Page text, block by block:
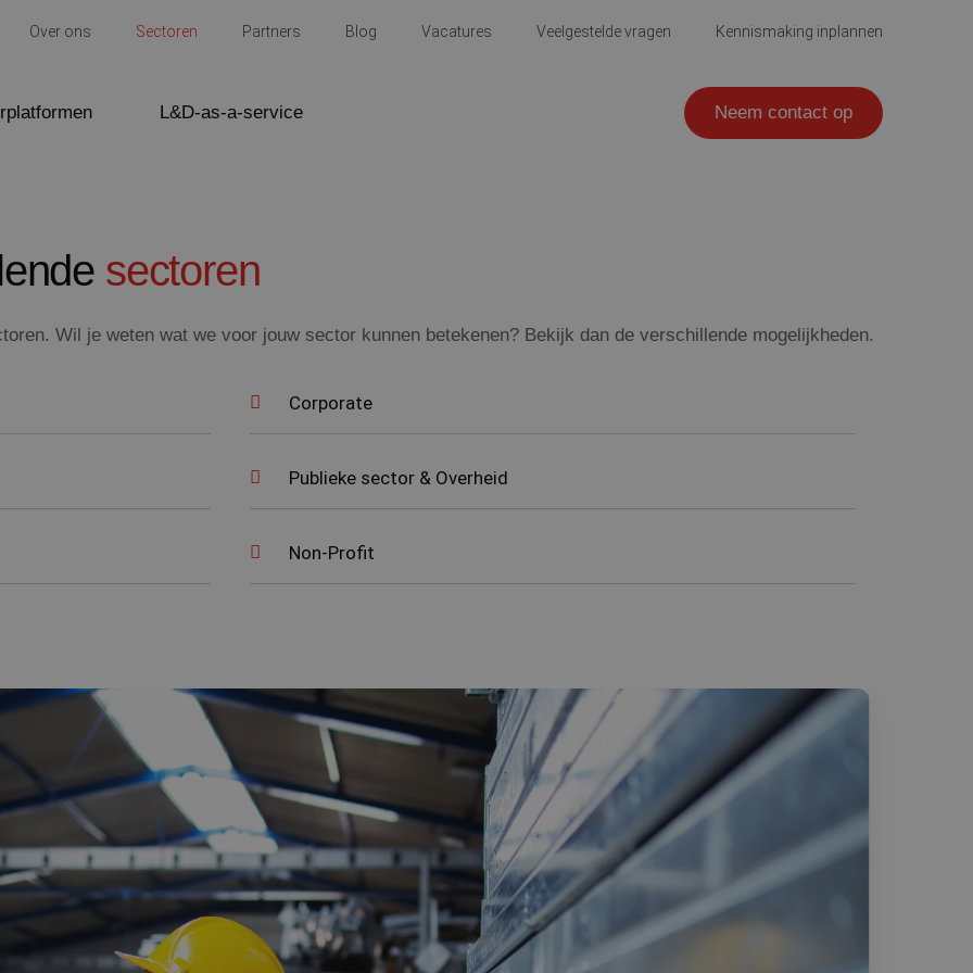
Over ons Sectoren Partners Blog Vacatures Veelgestelde vragen Kennismaking inplannen
L&D-as-a-service Neem contact op
sectoren
Wil je weten wat we voor jouw sector kunnen betekenen? Bekijk dan de verschillende mogelijkheden.
Corporate
Publieke sector & Overheid
Non-Profit